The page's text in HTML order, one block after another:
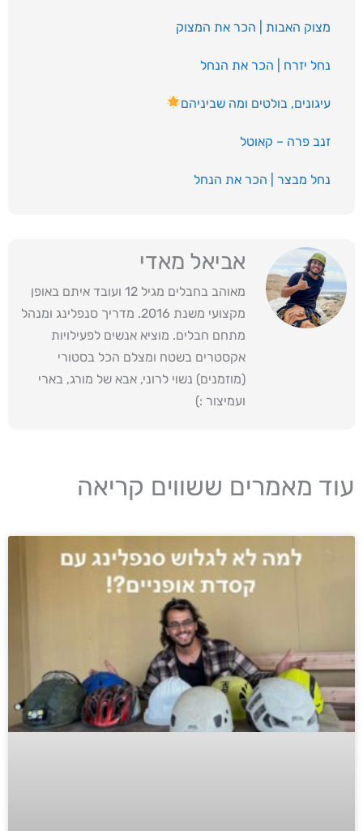
מצוק האבות | הכר את המצוק
נחל יזרח | הכר את הנחל
עיגונים, בולטים ומה שביניהם
זנב פרה – קאוטל
נחל מבצר | הכר את הנחל
אביאל מאדי
מאוהב בחבלים מגיל 12 ועובד איתם באופן
מקצועי משנת 2016. מדריך סנפלינג ומנהל
מתחם חבלים. מוציא אנשים לפעילויות
אקסטרים בשטח ומצלם הכל בסטורי
(מוזמנים) נשוי לרוני, אבא של מורג, בארי
ועמיצור :)
עוד מאמרים ששווים קריאה